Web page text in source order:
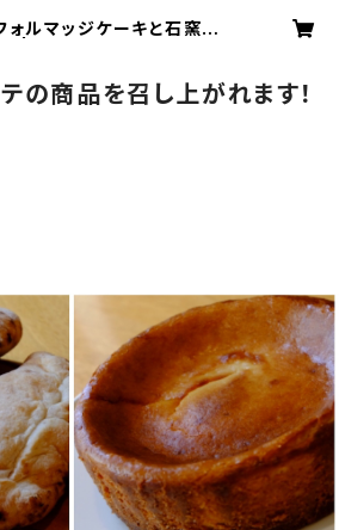
ォルマッジケーキと石窯カ
の商品を召し上がれます！